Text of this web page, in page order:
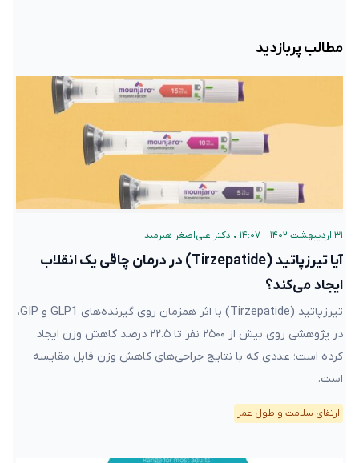
مطالب پربازدید
۳۱ اردیبهشت ۱۴۰۲ – ۱۴:۰۷ • دکتر علی‌اصغر هنرمند
آیا تیرزپاتید (Tirzepatide) در درمان چاقی یک انقلاب
ایجاد می‌کند؟
تیرزپاتید (Tirzepatide) با اثر همزمان روی گیرنده‌های GLP1 و GIP،
در پژوهشی روی بیش از ۲۵۰۰ نفر تا ۲۲.۵ درصد کاهش وزن ایجاد
کرده است؛ عددی که با نتایج جراحی‌های کاهش وزن قابل مقایسه
است.
ارتقای سلامت و طول عمر